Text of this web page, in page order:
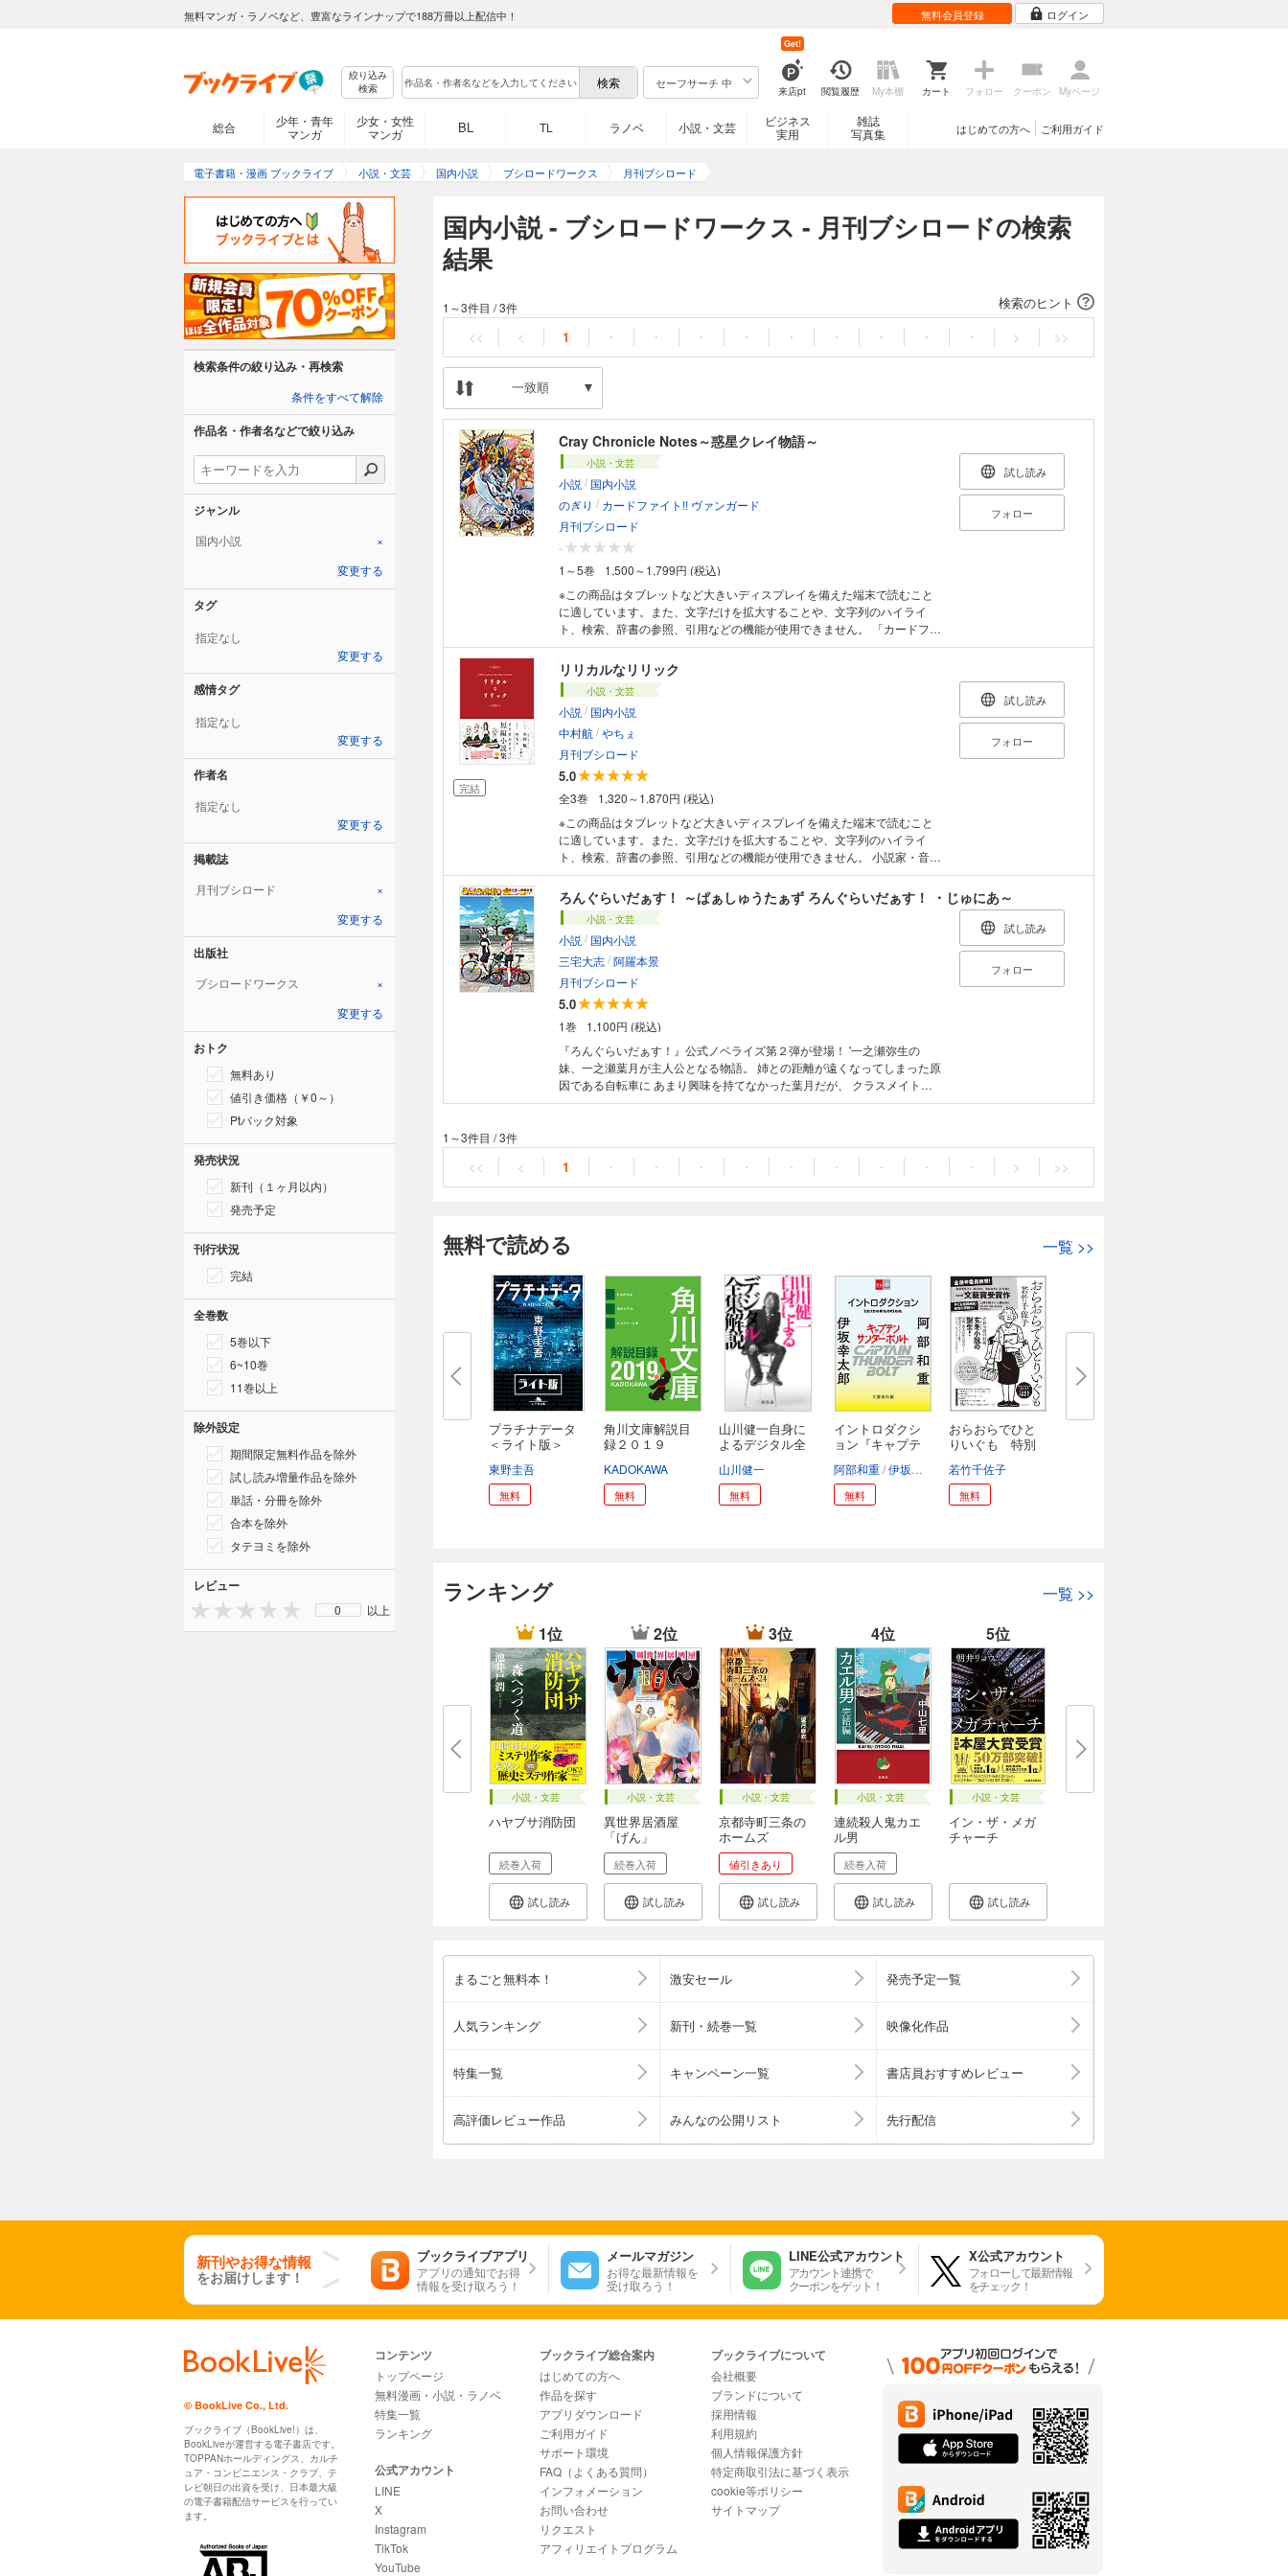
無料マンガ・ラノベなど、豊富なラインナップで188万冊以上配信中！ 無料会員登録 ログイン
絞り込み
検索
セーフサーチ 中
来店pt
Get!
閲覧履歴 My本棚 カート フォロー クーポン Myページ
総合
少年・青年
マンガ
少女・女性
マンガ
BL TL ラノベ 小説・文芸
ビジネス
実用
雑誌
写真集
ご利用ガイド
はじめての方へ
電子書籍・漫画 ブックライブ 小説・文芸 国内小説 ブシロードワークス 月刊ブシロード
国内小説 - ブシロードワークス - 月刊ブシロードの検索
結果
検索のヒント
1～3件目 /3件
<< < 1 ・ ・ ・ ・ ・ ・ ・ ・ ・ > >>
一致順
Cray Chronicle Notes～惑星クレイ物語～
小説・文芸
小説 / 国内小説
のぎり / カードファイト!! ヴァンガード
月刊ブシロード
-
1～5巻
1,500～1,799円 (税込)
※この商品はタブレットなど大きいディスプレイを備えた端末で読むこと
に適しています。また、文字だけを拡大することや、文字列のハイライ
ト、検索、辞書の参照、引用などの機能が使用できません。 「カードファ
イト!! ヴァンガード」オリジナルユニット小説『惑星クレイ物語』が単行
本化!! G編の物語やユニット解説がまとめて1冊に！さらに、のぎり先生に
よる書き下ろしも収録！
試し読み
フォロー
完結
リリカルなリリック
小説・文芸
小説 / 国内小説
中村航/やちぇ
月刊ブシロード
5.0
全3巻
1,320～1,870円 (税込)
※この商品はタブレットなど大きいディスプレイを備えた端末で読むこと
に適しています。また、文字だけを拡大することや、文字列のハイライ
ト、検索、辞書の参照、引用などの機能が使用できません。 小説家・音楽
プロデューサー：中村 航と D4DJキャラクターデザイン：やちぇ が贈る
リリカルリリィの短編小説集 ※電子版には音源ダウンロードカードはつき
ません。
試し読み
フォロー
ろんぐらいだぁす！ ～ぱぁしゅうたぁず ろんぐらいだぁす！ ・じゅにあ～
小説・文芸
小説 / 国内小説
三宅大志/阿羅本景
月刊ブシロード
5.0
1巻
1,100円 (税込)
『ろんぐらいだぁす！』公式ノベライズ第２弾が登場！ '一之瀬弥生の
妹、一之瀬葉月が主人公となる物語。 姉との距離が遠くなってしまった原
因である自転車に あまり興味を持てなかった葉月だが、 クラスメイト・
四方田八重とのサイクリングをきっかけに、 徐々に自転車の楽しさに目覚
に走りに行こう？ イラストは三宅大志先生が担当！ 『ろんぐらいだぁ
す！』公式ノベライズ、第2巻が登場です!!
試し読み
フォロー
1～3件目 /3件
<< < 1 ・ ・ ・ ・ ・ ・ ・ ・ ・ > >>
無料で読める 一覧 >>
プラチナデータ
＜ライト版＞
東野圭吾
無料
角川文庫解説目
録２０１９
KADOKAWA
無料
山川健一自身に
よるデジタル全
山川健一
無料
イントロダクシ
ョン『キャプテ
阿部和重 伊坂幸太郎
無料
おらおらでひと
りいぐも 特別
若竹千佐子
無料
ランキング 一覧 >>
1位
小説・文芸
ハヤブサ消防団
続巻入荷
試し読み
2位
小説・文芸
異世界居酒屋
「げん」
続巻入荷
試し読み
3位
小説・文芸
京都寺町三条の
ホームズ
値引きあり
試し読み
4位
小説・文芸
連続殺人鬼カエ
ル男
続巻入荷
試し読み
5位
小説・文芸
イン・ザ・メガ
チャーチ
試し読み
まるごと無料本！ 激安セール 発売予定一覧
人気ランキング 新刊・続巻一覧 映像化作品
特集一覧 キャンペーン一覧 書店員おすすめレビュー
高評価レビュー作品 みんなの公開リスト 先行配信
検索条件の絞り込み・再検索
条件をすべて解除
作品名・作者名などで絞り込み
ジャンル
国内小説 ×
変更する
タグ
指定なし
変更する
感情タグ
指定なし
変更する
作者名
指定なし
変更する
掲載誌
月刊ブシロード ×
変更する
出版社
ブシロードワークス ×
変更する
おトク
無料あり
値引き価格（￥0～）
Ptバック対象
発売状況
新刊（１ヶ月以内）
発売予定
刊行状況
完結
全巻数
5巻以下
6~10巻
11巻以上
除外設定
期間限定無料作品を除外
試し読み増量作品を除外
単話・分冊を除外
合本を除外
タテヨミを除外
レビュー
0 以上
新刊やお得な情報
をお届けします！
ブックライブアプリ
アプリの通知でお得
情報を受け取ろう！
メールマガジン
お得な最新情報を
受け取ろう！
LINE公式アカウント
アカウント連携で
クーポンをゲット！
X公式アカウント
フォローして最新情報
をチェック！
© BookLive Co., Ltd.
ブックライブ（BookLive!）は、
BookLiveが運営する電子書店です。
TOPPANホールディングス、カルチ
ュア・コンビニエンス・クラブ、テ
レビ朝日の出資を受け、日本最大級
の電子書籍配信サービスを行ってい
ます。
コンテンツ
トップページ
無料漫画・小説・ラノベ
特集一覧
ランキング
公式アカウント
LINE
X
Instagram
TikTok
YouTube
ブックライブ総合案内
はじめての方へ
作品を探す
アプリダウンロード
ご利用ガイド
サポート環境
FAQ（よくある質問）
インフォメーション
お問い合わせ
リクエスト
アフィリエイトプログラム
ブックライブについて
会社概要
ブランドについて
採用情報
利用規約
個人情報保護方針
特定商取引法に基づく表示
cookie等ポリシー
サイトマップ